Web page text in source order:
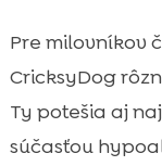
Pre milovníkov
CricksyDog
Ty potešia aj
súčasťou